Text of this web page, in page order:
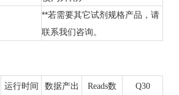
**若需要其它试剂规格产品，请
联系我们咨询。
运行时间 数据产出 Reads数 Q30